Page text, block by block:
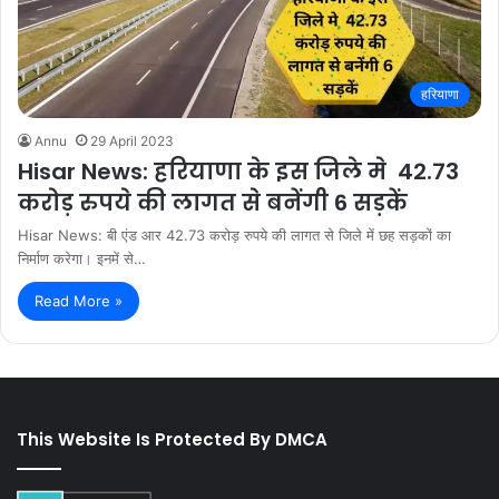
हरियाणा
Annu 29 April 2023
Hisar News: हरियाणा के इस जिले मे 42.73
करोड़ रुपये की लागत से बनेंगी 6 सड़कें
Hisar News: बी एंड आर 42.73 करोड़ रुपये की लागत से जिले में छह सड़कों का
निर्माण करेगा। इनमें से…
Read More »
This Website Is Protected By DMCA